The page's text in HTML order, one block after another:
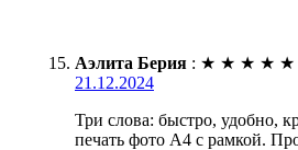
Аэлита Берия : ★ ★ ★ ★ ★
21.12.2024
Три слова: быстро, удобно,
печать фото А4 с рамкой.